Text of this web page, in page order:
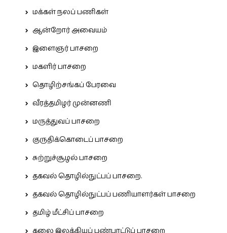
மக்கள் நலப் பணிகள்
ஆன்றோர் அவையம்
இளைஞர் பாசறை
மகளிர் பாசறை
தொழிற்சங்கப் பேரவை
வீரத்தமிழர் முன்னணி
மருத்துவப் பாசறை
குருதிக்கொடைப் பாசறை
சுற்றுச்சூழல் பாசறை
தகவல் தொழில்நுட்பப் பாசறை.
தகவல் தொழில்நுட்பப் பணியாளர்கள் பாசறை
தமிழ் மீட்சிப் பாசறை